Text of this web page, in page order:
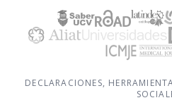
DECLARACIONES,